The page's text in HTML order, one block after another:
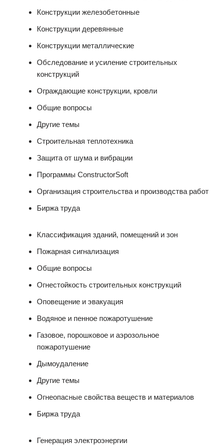
Конструкции железобетонные
Конструкции деревянные
Конструкции металлические
Обследование и усиление строительных
конструкций
Ограждающие конструкции, кровли
Общие вопросы
Другие темы
Строительная теплотехника
Защита от шума и вибрации
Программы ConstructorSoft
Организация строительства и производства работ
Биржа труда
Классификация зданий, помещений и зон
Пожарная сигнализация
Общие вопросы
Огнестойкость строительных конструкций
Оповещение и эвакуация
Водяное и пенное пожаротушение
Газовое, порошковое и аэрозольное
пожаротушение
Дымоудаление
Другие темы
Огнеопасные свойства веществ и материалов
Биржа труда
Генерация электроэнергии